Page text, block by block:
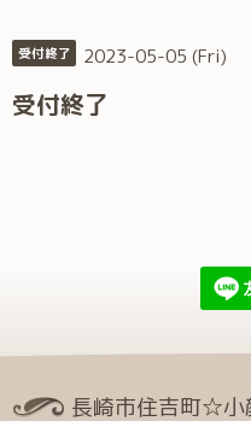
受付終了 2023-05-05 (Fri)
受付終了
長崎市住吉町☆小